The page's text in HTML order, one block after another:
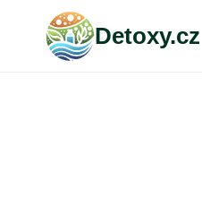
Přeskočit
Detoxy.cz